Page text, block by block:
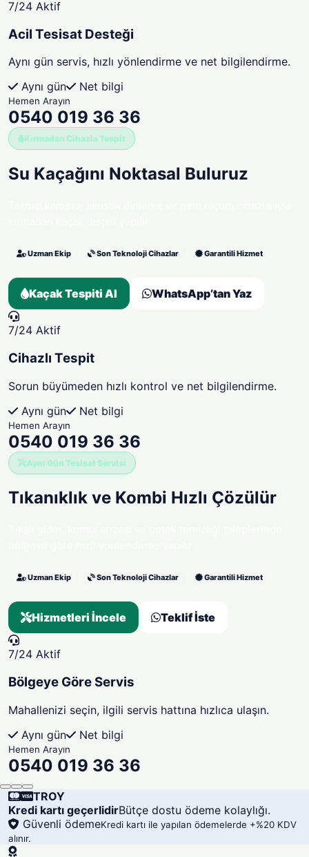
7/24 Aktif
Acil Tesisat Desteği
Aynı gün servis, hızlı yönlendirme ve net bilgilendirme.
Aynı gün
Net bilgi
Hemen Arayın
0540 019 36 36
Kırmadan Cihazla Tespit
Su Kaçağını Noktasal Buluruz
Uzman Ekip Son Teknoloji Cihazlar Garantili Hizmet
Kaçak Tespiti Al WhatsApp’tan Yaz
7/24 Aktif
Cihazlı Tespit
Sorun büyümeden hızlı kontrol ve net bilgilendirme.
Aynı gün
Net bilgi
Hemen Arayın
0540 019 36 36
Aynı Gün Tesisat Servisi
Tıkanıklık ve Kombi Hızlı Çözülür
Uzman Ekip Son Teknoloji Cihazlar Garantili Hizmet
Hizmetleri İncele Teklif İste
7/24 Aktif
Bölgeye Göre Servis
Mahallenizi seçin, ilgili servis hattına hızlıca ulaşın.
Aynı gün
Net bilgi
Hemen Arayın
0540 019 36 36
TROY
Kredi kartı geçerlidirBütçe dostu ödeme kolaylığı.
Güvenli ödemeKredi kartı ile yapılan ödemelerde +%20 KDV
alınır.